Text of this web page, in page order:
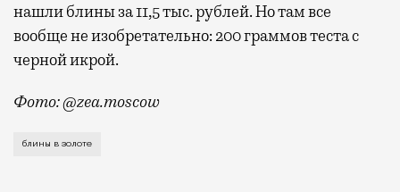
нашли блины за 11,5 тыс. рублей. Но там все
вообще не изобретательно: 200 граммов теста с
черной икрой.
Фото: @zea.moscow
Для тех, у кого блины с икрой уже не роскошный
блины в золоте